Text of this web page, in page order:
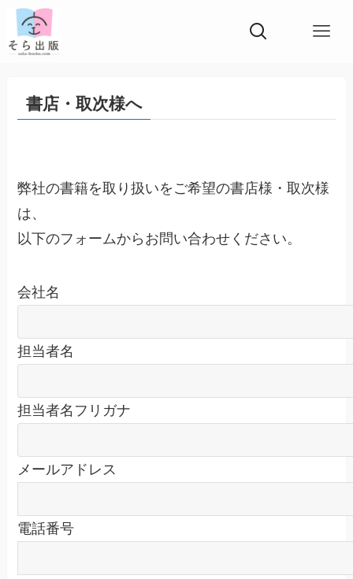
書店・取次様へ
弊社の書籍を取り扱いをご希望の書店様・取次様
は、
以下のフォームからお問い合わせください。
会社名
担当者名
担当者名フリガナ
メールアドレス
電話番号